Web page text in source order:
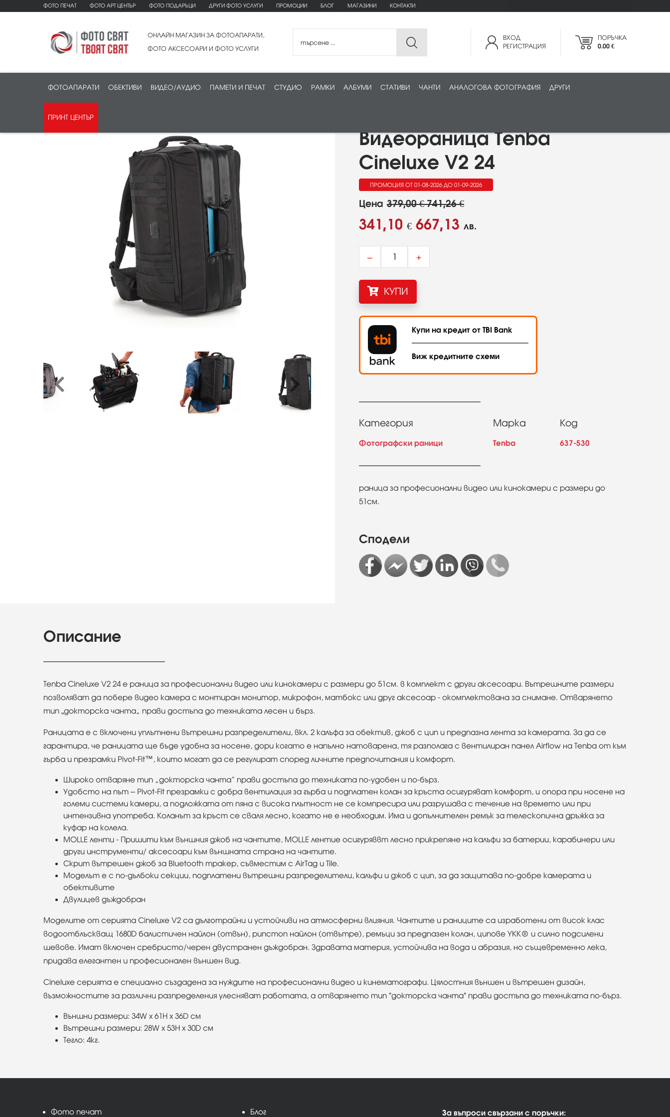
ФОТО ПЕЧАТ ФОТО АРТ ЦЕНТЪР ФОТО ПОДАРЪЦИ ДРУГИ ФОТО УСЛУГИ ПРОМОЦИИ БЛОГ МАГАЗИНИ КОНТАКТИ
ОНЛАЙН МАГАЗИН ЗА ФОТОАПАРАТИ,
ФОТО АКСЕСОАРИ И ФОТО УСЛУГИ
ВХОД
РЕГИСТРАЦИЯ
ПОРЪЧКА
0.00 €
ФОТОАПАРАТИ ОБЕКТИВИ ВИДЕО/АУДИО ПАМЕТИ И ПЕЧАТ СТУДИО РАМКИ АЛБУМИ СТАТИВИ ЧАНТИ АНАЛОГОВА ФОТОГРАФИЯ ДРУГИ
ПРИНТ ЦЕНТЪР
Видеораница Tenba
Cineluxe V2 24
ПРОМОЦИЯ ОТ 01-08-2026 ДО 01-09-2026
Цена 379,00 € 741,26 €
341,10 € 667,13 лв.
– +
КУПИ
Купи на кредит от TBI Bank
Виж кредитните схеми
Категория
Фотографски раници
Марка
Tenba
Код
637-530
раница за професионални видео или кинокамери с размери до
51см.
Сподели
Описание
Tenba Cineluxe V2 24 е раница за професионални видео или кинокамери с размери до 51см. в комплект с други аксесоари. Вътрешните размери
позволяват да побере видео камера с монтиран монитор, микрофон, матбокс или друг аксесоар - окомплектована за снимане. Отварянето
тип „докторска чанта“ прави достъпа до техниката лесен и бърз.
Раницата е с включени уплътнени вътрешни разпределители, вкл. 2 калъфа за обектив, джоб с цип и предпазна лента за камерата. За да се
гарантира, че раницата ще бъде удобна за носене, дори когато е напълно натоварена, тя разполага с вентилиран панел Airflow на Tenba от към
гърба и презрамки Pivot-Fit™, които могат да се регулират според личните предпочитания и комфорт.
Широко отваряне тип “докторска чанта” прави достъпа до техниката по-удобен и по-бърз.
Удобсто на път – Pivot-Fit презрамки с добра вентилация за гърба и подплатен колан за кръста осигуряват комфорт, и опора при носене на
големи системи камери, а подложката от пяна с висока плътност не се компресира или разрушава с течение на времето или при
интензивна употреба. Коланът за кръст се сваля лесно, когато не е необходим. Има и допълнителен ремък за телескопична дръжка за
куфар на колела.
MOLLE ленти - Пришити към външния джоб на чантите, MOLLE лентие осигуряввт лесно прикрепяне на калъфи за батерии, карабинери или
други инструменти/ аксесоари към външната страна на чантите.
Скрит вътрешен джоб за Bluetooth тракер, съвместим с AirTag и Tile.
Моделът е с по-дълбоки секции, подплатени вътрешни разпределители, калъфи и джоб с цип, за да защитава по-добре камерата и
обективите
Двулицев дъждобран
Моделите от серията Cineluxe V2 са дълготрайни и устойчиви на атмосферни влияния. Чантите и раниците са изработени от висок клас
водоотблъскващ 1680D балистичен найлон (отвън), рипстоп найлон (отвътре), ремъци за предпазен колан, ципове YKK® и силно подсилени
шевове. Имат включен сребристо/черен двустранен дъждобран. Здравата материя, устойчива на вода и абразия, но същевременно лека,
придава елегантен и професионален външен вид.
Cineluxe серията е специално създадена за нуждите на професионални видео и кинематографи. Цялостния външен и вътрешен дизайн,
възможностите за различни разпределения улесняват работата, а отварянето тип "докторска чанта" прави достъпа до техниката по-бърз.
Външни размери: 34W x 61H x 36D см
Вътрешни размери: 28W x 53H x 30D см
Тегло: 4кг.
Фото печат Блог За въпроси свързани с поръчки: